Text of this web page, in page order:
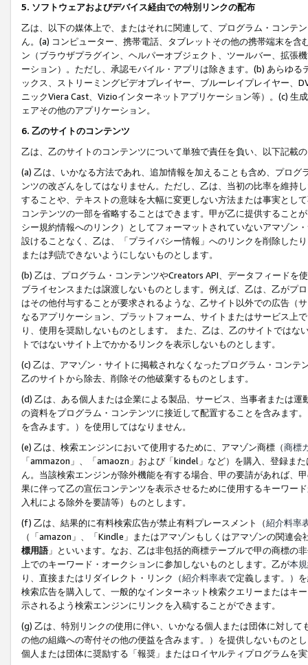
5. ソフトウェアおよびデバイス経由での特別リンクの配布
乙は、以下の媒体上で、またはそれに関連して、プログラム・コンテ
ん。(a) コンピューター、携帯電話、タブレットその他の携帯端末を
ン（ブラウザプラグイン、ヘルパーオブジェクト、ツールバー、拡張
ーション）。ただし、承認モバイル・アプリは除きます。(b) あらゆ
ックス、ストリーミングビデオプレイヤー、ブルーレイプレイヤー、
ニックViera Cast、Vizioインターネットアプリケーション等）。(c)
ェアその他のアプリケーション。
6. 乙のサイトのコンテンツ
乙は、乙のサイトのコンテンツについて単独で責任を負い、以下記載
(a) 乙は、いかなる方法であれ、追加情報を加えることも含め、プロ
ンツの改ざんをしてはなりません。ただし、乙は、当初の比率を維持
することや、テキストの意味を大幅に変更しない方法または事実とし
コンテンツの一部を省略することはできます。甲が乙に提供すること
シー規約情報へのリンク）としてフォーマットされていないアマゾン
設けることなく、乙は、「プライバシー情報」へのリンクを削除した
または判読できないようにしないものとします。
(b) 乙は、プログラム・コンテンツやCreators API、データフィード
ブライセンスまたは譲渡しないものとします。例えば、乙は、乙がプ
はその他付与することが要求されるような、乙サイト以外での広告（
なるアプリケーション、プラットフォーム、サイトまたはサービス上
り、使用を奨励しないものとします。 また、乙は、乙のサイトでは
トではないサイト上でかかるリンクを表示しないものとします。
(c) 乙は、アマゾン・サイトに掲載されなくなったプログラム・コン
乙のサイトから除去、削除その他破棄するものとします。
(d) 乙は、ある個人または企業による製品、サービス、当事者または
の資料をプログラム・コンテンツに接近して配置することを含みます
を含みます。）を使用してはなりません。
(e) 乙は、検索エンジンにおいて使用するために、アマゾン商標（商標
「ammazon」、「amaozn」および「kindel」など）を購入、登録ま
ん。当該検索エンジンが除外機能を有する場合、甲の要請があれば、
果に伴って乙の宣伝コンテンツを表示させるために使用するキーワー
入札による除外を要請等）ものとします。
(f) 乙は、結果的に有料検索広告が禁止有料プレースメント（紹介料率
（「amazon」、「Kindle」またはアマゾンもしくはアマゾンの関連
標用語」といいます。なお、乙は非包括的商標テーブルで甲の商標の
上でのキーワード・オークションに参加しないものとします。乙が本
り、直接またはリダイレクト・リンク（紹介料率表で定義します。）
検索広告を購入して、一般的なインターネット検索クエリーまたはキ
示されるよう検索エンジンにリンクを入稿することができます。
(g) 乙は、特別リンクの使用に伴い、いかなる個人または団体に対し
の他の組織への寄付その他の便益を含みます。）を提供しないものと
個人または団体に奨励する「報奨」またはロイヤルティプログラムを